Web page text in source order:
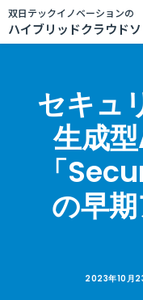
双日テックイノベーションの
ハイブリッドクラウド
セキュ
生成
「
の早
2023年10月